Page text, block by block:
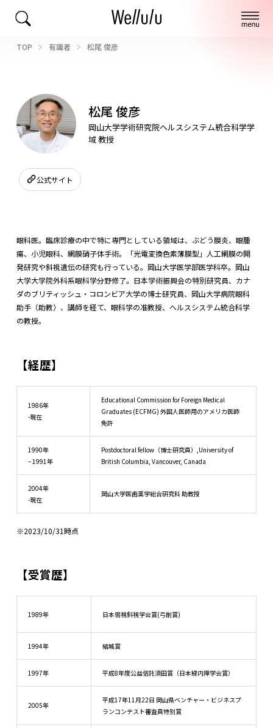
TOP 有識者 松尾 俊彦
松尾 俊彦
岡山大学学術研究院ヘルスシステム統合科学学
域 教授
公式サイト
眼科医。臨床診療の中で特に専門としている領域は、ぶどう膜炎、眼腫
瘍、小児眼科、網膜硝子体手術。「光電変換色素薄膜型」人工網膜の開
発研究や斜視遺伝の研究も行っている。岡山大学医学部医学科卒。岡山
大学大学院外科系眼科学分野修了。日本学術振興会の特別研究員、カナ
ダのブリティッシュ・コロンビア大学の博士研究員、岡山大学病院眼科
助手（助教）、講師を経て、眼科学の准教授、ヘルスシステム統合科学
の教授。
【経歴】
1986年
-現在
Educational Commission for Foreign Medical
Graduates (ECFMG) 外国人医師用のアメリカ医師
免許
1990年
– 1991年
Postdoctoral fellow（博士研究員）,University of
British Columbia, Vancouver, Canada
2004年
-現在
岡山大学医歯薬学総合研究科 助教授
※2023/10/31時点
【受賞歴】
1989年 日本弱視斜視学会賞(弓削賞)
1994年 結城賞
1997年 平成8年度公益信託須田賞（日本緑内障学会賞）
2005年
平成17年11月22日 岡山県ベンチャー・ビジネスプ
ランコンテスト審査員特別賞